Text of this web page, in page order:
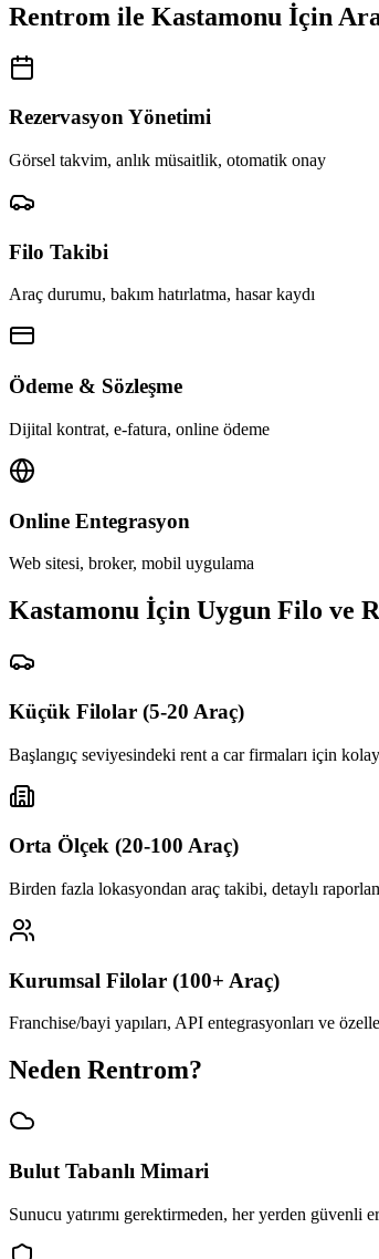
Rentrom ile Kastamonu İçin
Rezervasyon Yönetimi
Görsel takvim, anlık müsaitlik, otomatik onay
Filo Takibi
Araç durumu, bakım hatırlatma, hasar kaydı
Ödeme & Sözleşme
Dijital kontrat, e-fatura, online ödeme
Online Entegrasyon
Web sitesi, broker, mobil uygulama
Kastamonu İçin Uygun Filo ve
Küçük Filolar (5-20 Araç)
Başlangıç seviyesindeki rent a car firmaları için
Orta Ölçek (20-100 Araç)
Birden fazla lokasyondan araç takibi, detaylı
Kurumsal Filolar (100+ Araç)
Franchise/bayi yapıları, API entegrasyonları ve
Neden Rentrom?
Bulut Tabanlı Mimari
Sunucu yatırımı gerektirmeden, her yerden güvenli